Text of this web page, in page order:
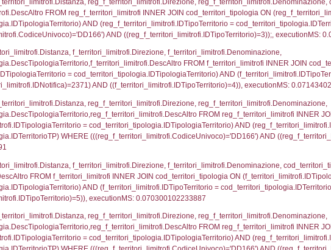
sql: SELECT Ispezione, IDArticoloComma, Autorita,
'%d/%m/%Y') as DataChiusura,
executionMS: 0.00054597854614258
sql: SELECT el_nazioni.DescIT, f_confini_stato.Distanza
f_confini_stato.IDNotifica = 2371;, executionMS:
sql: SELECT el_nazioni.DescIT, reg_f_confini_stato.Distanza
WHERE (((reg_f_confini_stato.CodiceUnivoco)='DD166')),
sql: SELECT el_regioni.Regione, el_province.citta,
el_comuni.IstProvincia = el_province.IstProvincia) INNER
el_comuni.IstComune WHERE (((f_confini.IDNotifica)=2371));,
sql: SELECT el_regioni.Regione, el_province.citta,
el_province ON el_comuni.IstProvincia =